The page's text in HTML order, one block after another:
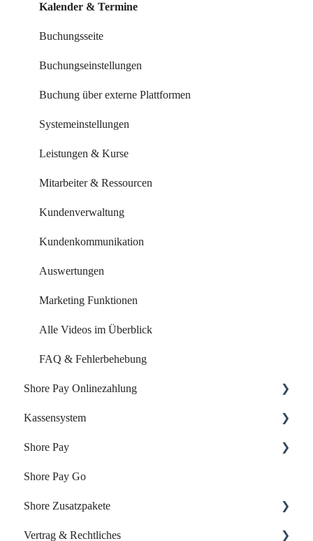
Kalender & Termine
Buchungsseite
Buchungseinstellungen
Buchung über externe Plattformen
Systemeinstellungen
Leistungen & Kurse
Mitarbeiter & Ressourcen
Kundenverwaltung
Kundenkommunikation
Auswertungen
Marketing Funktionen
Alle Videos im Überblick
FAQ & Fehlerbehebung
Shore Pay Onlinezahlung
Einrichtung & Aktivierung
Zahlungsoptionen & Funktionen
Kassensystem
Dein Start mit der Shore Kasse
Dein Account & Zugang
Produkte & Inventar
Kunden & Benutzer
Shore Pay
Erste Schritte
FAQs - Fragen & Antworten zu Shore Pay
Shore Pay Go
Shore Zusatzpakete
Onlineshop
Vertrag & Rechtliches